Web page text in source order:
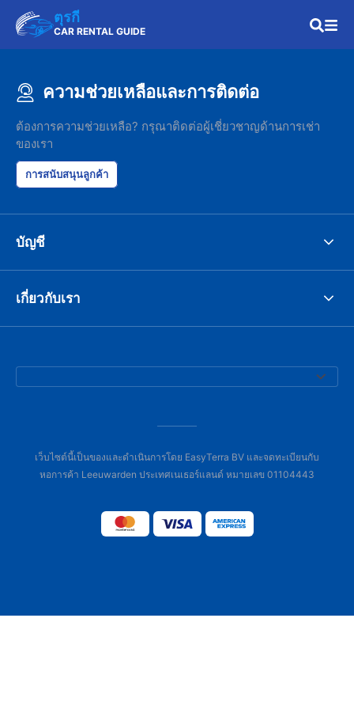
ตุรกี
CAR RENTAL GUIDE
ความช่วยเหลือและการติดต่อ
ต้องการความช่วยเหลือ? กรุณาติดต่อผู้เชี่ยวชาญด้านการเช่า
ของเรา
การสนับสนุนลูกค้า
บัญชี
เกี่ยวกับเรา
เว็บไซต์นี้เป็นของและดำเนินการโดย EasyTerra BV และจดทะเบียนกับ
หอการค้า Leeuwarden ประเทศเนเธอร์แลนด์ หมายเลข 01104443